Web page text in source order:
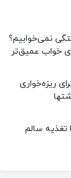
نمی‌خوابیم؟
ریزه‌خواری
تغذیه سالم